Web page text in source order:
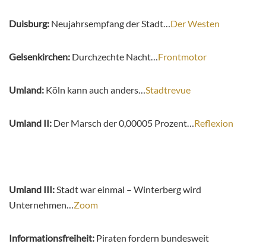
Duisburg: Neujahrsempfang der Stadt…Der Westen
Gelsenkirchen: Durchzechte Nacht…Frontmotor
Umland: Köln kann auch anders…Stadtrevue
Umland II: Der Marsch der 0,00005 Prozent…Reflexion
Umland III:Stadt war einmal – Winterberg wird
Unternehmen…Zoom
Informationsfreiheit: Piraten fordern bundesweit